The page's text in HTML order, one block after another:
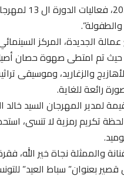
انطلقت مساء
عمالة الجديدة، المركز
حيث تم امتطى صهوة حصان
والزغاريد، وموسيقى
رائعة للغاية.
لمدير المهرجان السيد
تكريم رمزية لا تنسى،
والممثلة نجاة خير
بعنوان” سباط العيد”